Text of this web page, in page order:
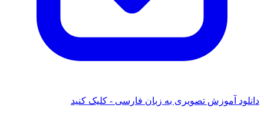
آموزش تصویری به زبان فارسی - کلیک کنید